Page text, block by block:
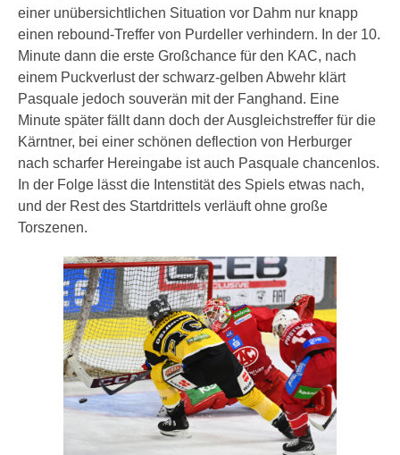
einer unübersichtlichen Situation vor Dahm nur knapp
einen rebound-Treffer von Purdeller verhindern. In der 10.
Minute dann die erste Großchance für den KAC, nach
einem Puckverlust der schwarz-gelben Abwehr klärt
Pasquale jedoch souverän mit der Fanghand. Eine
Minute später fällt dann doch der Ausgleichstreffer für die
Kärntner, bei einer schönen deflection von Herburger
nach scharfer Hereingabe ist auch Pasquale chancenlos.
In der Folge lässt die Intenstität des Spiels etwas nach,
und der Rest des Startdrittels verläuft ohne große
Torszenen.